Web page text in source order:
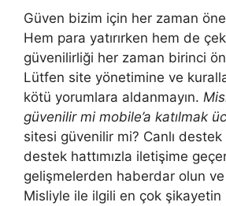
Güven bizim için her zaman
Hem para yatırırken hem de
güvenilirliği her zaman birinci
Lütfen site yönetimine ve
kötü yorumlara aldanmayın.
güvenilir mi mobile’a katılmak
sitesi güvenilir mi? Canlı
destek hattımızla iletişime
gelişmelerden haberdar olun ve
Misliyle ile ilgili en çok şikayetin